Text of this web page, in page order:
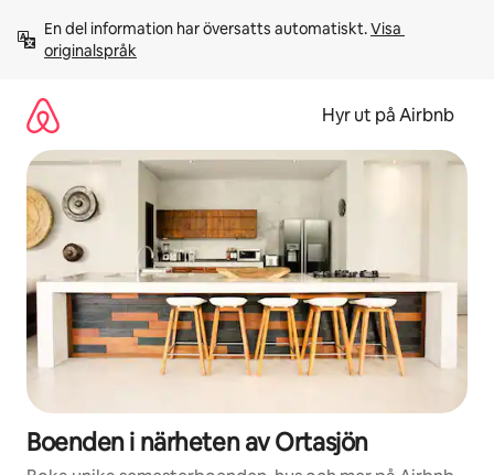
innehåll
En del information har översatts automatiskt. Visa
originalspråk
Hyr ut på Airbnb
Boenden i närheten av Ortasjön